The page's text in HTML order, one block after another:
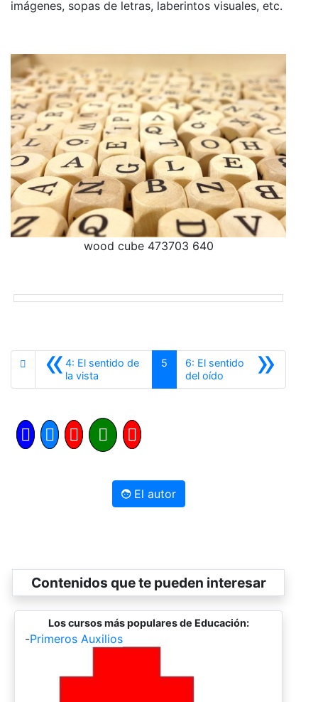
imágenes, sopas de letras, laberintos visuales, etc.
wood cube 473703 640
«4: El sentido de
la vista
5 »
6: El sentido
del oído Siguiente
El autor
Contenidos que te pueden interesar
Los cursos más populares de Educación:
-Primeros Auxilios